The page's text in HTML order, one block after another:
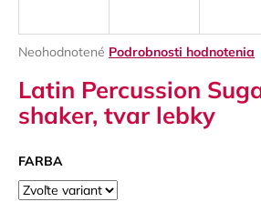
Priemerné
produktu
je
0,0
5
Neohodnotené Podrobnosti hodnotenia
Latin Percussion
shaker, tvar lebky
FARBA
ť